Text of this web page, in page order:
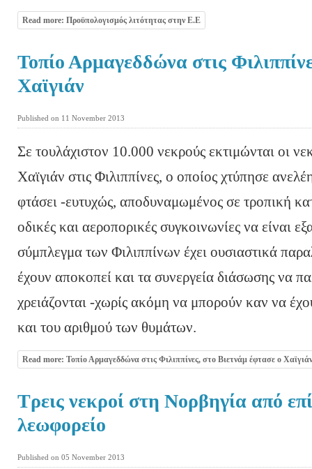
Read more: Προϋπολογισμός λιτότητας στην Ε.Ε
Τοπίο Αρμαγεδδώνα στις
Χαϊγιάν
Published on 11 November 2013
Σε τουλάχιστον 10.000 νεκρούς εκτιμώνται οι
Χαϊγιάν στις Φιλιππίνες, ο οποίος χτύπησε
φτάσει -ευτυχώς, αποδυναμωμένος σε τροπική
οδικές και αεροπορικές συγκοινωνίες να είναι
σύμπλεγμα των Φιλιππίνων έχει ουσιαστικά
έχουν αποκοπεί και τα συνεργεία διάσωσης να
χρειάζονται -χωρίς ακόμη να μπορούν καν να
και του αριθμού των θυμάτων.
Read more: Τοπίο Αρμαγεδδώνα στις Φιλιππίνες, στο Βιετνάμ έφτασε ο Χαϊγιάν
Τρεις νεκροί στη Νορβηγία από
λεωφορείο
Published on 05 November 2013